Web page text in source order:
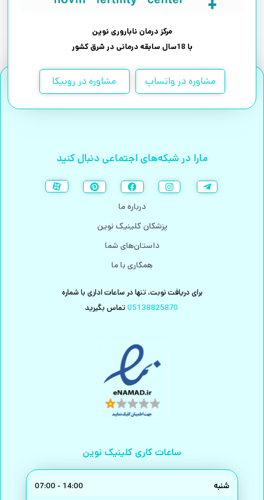
مرکز درمان ناباروری نوین
با 18سال سابقه درمانی در شرق کشور
مشاوره در واتساپ مشاوره در روبیکا
مارا در شبکه‌های اجتماعی دنبال کنید
درباره ما
پزشکان کلینیک نوین
داستان‌های شما
همکاری با ما
برای دریافت نوبت، تنها در ساعات اداری با شماره
05138825870 تماس بگیرید
ساعات کاری کلینیک نوین
شنبه 14:00 - 07:00